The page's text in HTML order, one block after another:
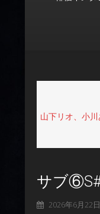
山下リオ、小
サブ
2026年6月22日